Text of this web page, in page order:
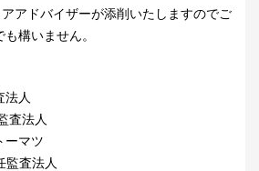
アドバイザーが添削いたしますのでご
構いません。
法人
査法人
ーマツ
監査法人